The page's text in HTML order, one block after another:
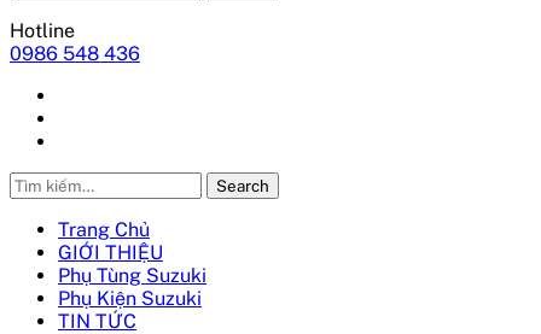
Hotline
0986 548 436
Search
Trang Chủ
GIỚI THIỆU
Phụ Tùng Suzuki
Phụ Kiện Suzuki
TIN TỨC